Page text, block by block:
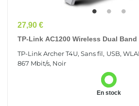
Prix
27,90 €
TP-Link AC1200 Wireless Dual Band
TP-Link Archer T4U, Sans fil, USB,
867 Mbit/s, Noir
En stock